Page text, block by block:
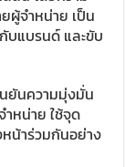
ผู้จำหน่าย เป็น
บแบรนด์ และขับ
ยันความมุ่งมั่น
ำหน่าย ใช้จุด
น้าร่วมกันอย่าง